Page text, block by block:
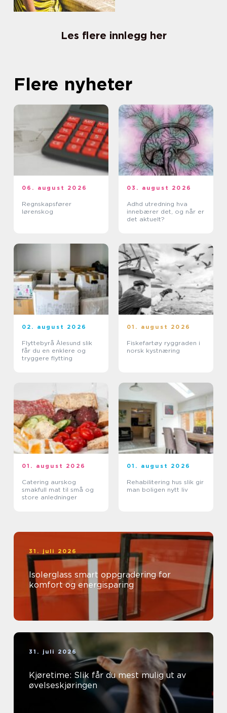
Les flere innlegg her
Flere nyheter
06. august 2026
Regnskapsfører
lørenskog
03. august 2026
Adhd utredning hva
innebærer det, og når er
det aktuelt?
02. august 2026
Flyttebyrå Ålesund slik
får du en enklere og
tryggere flytting
01. august 2026
Fiskefartøy ryggraden i
norsk kystnæring
01. august 2026
Catering aurskog
smakfull mat til små og
store anledninger
01. august 2026
Rehabilitering hus slik gir
man boligen nytt liv
31. juli 2026
Isolerglass smart oppgradering for
komfort og energisparing
31. juli 2026
Kjøretime: Slik får du mest mulig ut av
øvelseskjøringen